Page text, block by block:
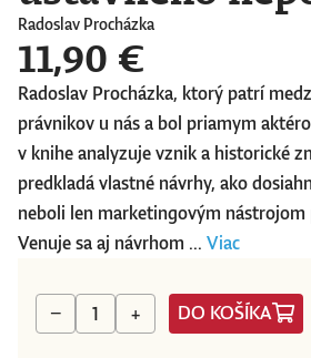
Radoslav Procházka
11,90 €
Radoslav Procházka, ktorý patrí
právnikov u nás a bol priamym
v knihe analyzuje vznik a historické
predkladá vlastné návrhy, ako
neboli len marketingovým
Venuje sa aj návrhom ... Viac
− + DO KOŠÍKA